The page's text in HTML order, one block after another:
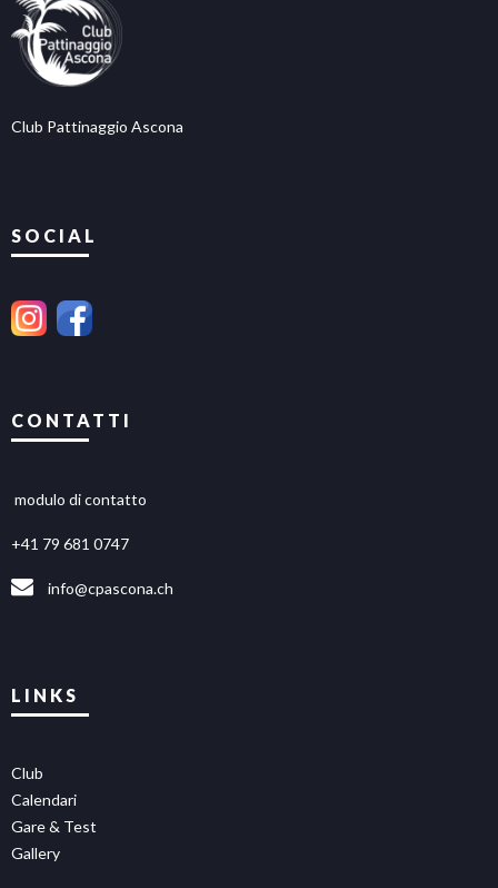
Club Pattinaggio Ascona
SOCIAL
CONTATTI
modulo di contatto
+41 79 681 0747
info@cpascona.ch
LINKS
Club
Calendari
Gare & Test
Gallery